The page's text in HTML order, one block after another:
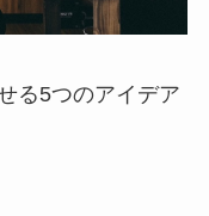
る5つのアイデア